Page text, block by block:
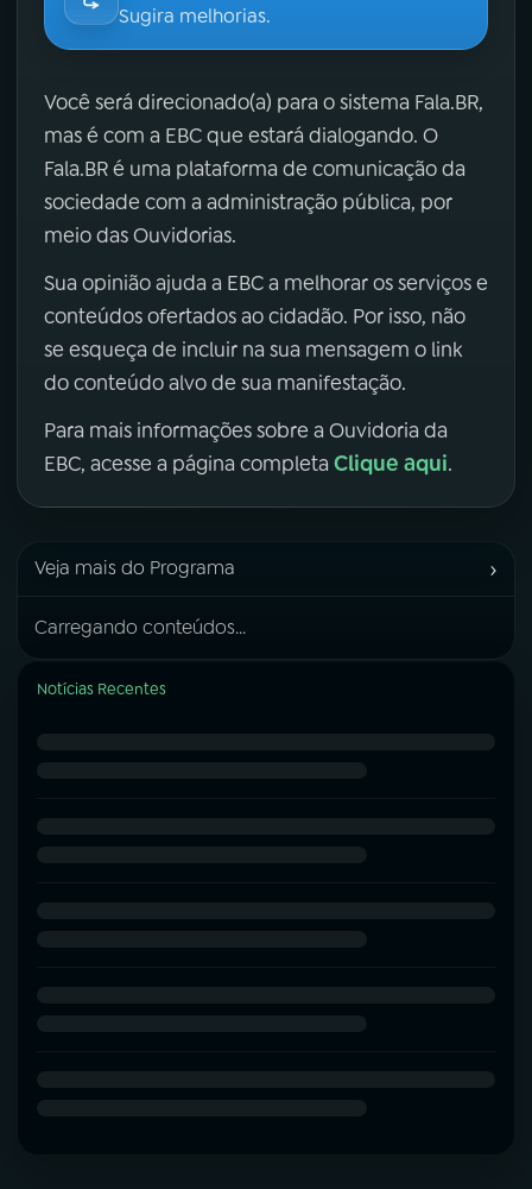
Sugira melhorias.
Você será direcionado(a) para o sistema Fala.BR,
mas é com a EBC que estará dialogando. O
Fala.BR é uma plataforma de comunicação da
sociedade com a administração pública, por
meio das Ouvidorias.
Sua opinião ajuda a EBC a melhorar os serviços e
conteúdos ofertados ao cidadão. Por isso, não
se esqueça de incluir na sua mensagem o link
do conteúdo alvo de sua manifestação.
Para mais informações sobre a Ouvidoria da
EBC, acesse a página completa Clique aqui.
Veja mais do Programa ›
Carregando conteúdos...
Notícias Recentes